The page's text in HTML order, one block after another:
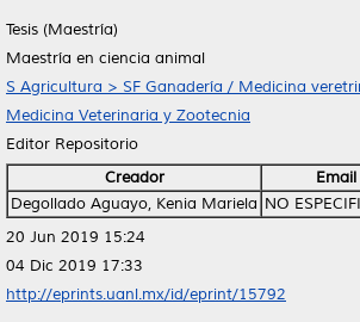
Tesis (Maestría)
Maestría en ciencia animal
S Agricultura > SF Ganadería / Medicina
Medicina Veterinaria y Zootecnia
Editor Repositorio
Creador
Email
Degollado Aguayo, Kenia Mariela NO
20 Jun 2019 15:24
04 Dic 2019 17:33
http://eprints.uanl.mx/id/eprint/15792